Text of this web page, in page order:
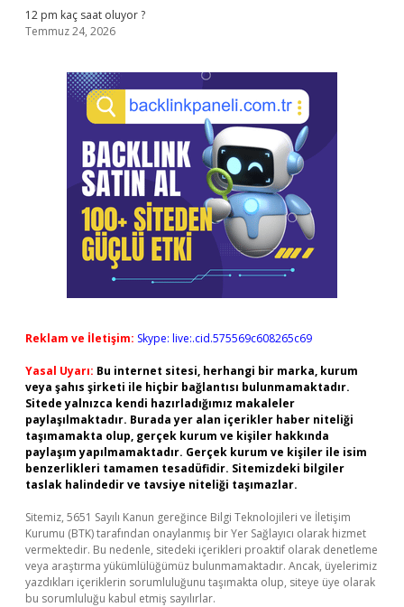
12 pm kaç saat oluyor ?
Temmuz 24, 2026
Reklam ve İletişim: Skype: live:.cid.575569c608265c69
Yasal Uyarı: Bu internet sitesi, herhangi bir marka, kurum
veya şahıs şirketi ile hiçbir bağlantısı bulunmamaktadır.
Sitede yalnızca kendi hazırladığımız makaleler
paylaşılmaktadır. Burada yer alan içerikler haber niteliği
taşımamakta olup, gerçek kurum ve kişiler hakkında
paylaşım yapılmamaktadır. Gerçek kurum ve kişiler ile isim
benzerlikleri tamamen tesadüfidir. Sitemizdeki bilgiler
taslak halindedir ve tavsiye niteliği taşımazlar.
Sitemiz, 5651 Sayılı Kanun gereğince Bilgi Teknolojileri ve İletişim
Kurumu (BTK) tarafından onaylanmış bir Yer Sağlayıcı olarak hizmet
vermektedir. Bu nedenle, sitedeki içerikleri proaktif olarak denetleme
veya araştırma yükümlülüğümüz bulunmamaktadır. Ancak, üyelerimiz
yazdıkları içeriklerin sorumluluğunu taşımakta olup, siteye üye olarak
bu sorumluluğu kabul etmiş sayılırlar.